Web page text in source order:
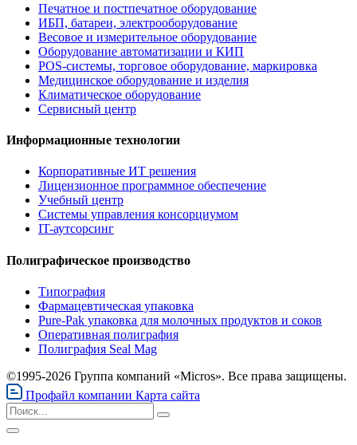
Печатное и постпечатное оборудование
ИБП, батареи, электрооборудование
Весовое и измерительное оборудование
Оборудование автоматизации и КИП
POS-системы, торговое оборудование, маркировка
Медицинское оборудование и изделия
Климатическое оборудование
Сервисный центр
Информационные технологии
Корпоративные ИТ решения
Лицензионное программное обеспечение
Учебный центр
Системы управления консорциумом
IT-аутсорсинг
Полиграфическое производство
Типография
Фармацевтическая упаковка
Pure-Pak упаковка для молочных продуктов и соков
Оперативная полиграфия
Полиграфия Seal Mag
©1995-2026 Группа компаний «Micros». Все права защищены.
Профайл компании Карта сайта